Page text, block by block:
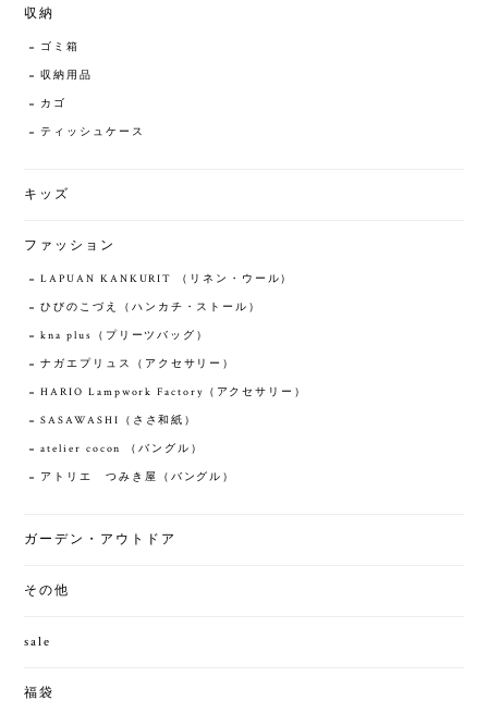
収納
ゴミ箱
収納用品
カゴ
ティッシュケース
キッズ
ファッション
LAPUAN KANKURIT （リネン・ウール）
ひびのこづえ（ハンカチ・ストール）
kna plus（プリーツバッグ）
ナガエプリュス（アクセサリー）
HARIO Lampwork Factory（アクセサリー）
SASAWASHI（ささ和紙）
atelier cocon （バングル）
アトリエ つみき屋（バングル）
ガーデン・アウトドア
その他
sale
福袋